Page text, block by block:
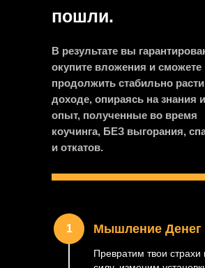
Превратим твои страхи
Мышление Денег
1
пошли.
В результате вы
окупите вложения и сможете
продолжить стабильно
доходе, опираясь на знания и
опыт, полученные во время
коучинга, БЕЗ выгорания,
и откатов.